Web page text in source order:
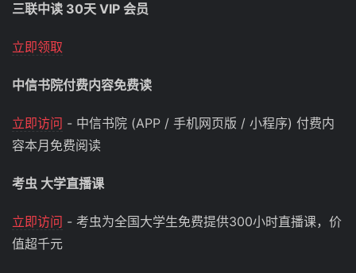
三联中读 30天 VIP 会员
立即领取
中信书院付费内容免费读
立即访问 - 中信书院 (APP / 手机网页版 / 小程序) 付费内
容本月免费阅读
考虫 大学直播课
立即访问 - 考虫为全国大学生免费提供300小时直播课，价
值超千元